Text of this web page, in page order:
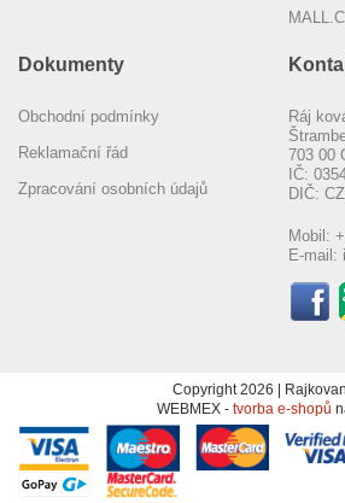
Dokumenty
Obchodní podmínky
Reklamační řád
Zpracování osobních údajů
Ráj
703 00
IČ:
DIČ:
Mobil:
E-mail:
Copyright 2026 |
WEBMEX - tvorba e-shopů